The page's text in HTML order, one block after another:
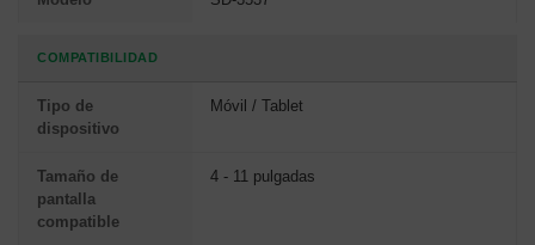
COMPATIBILIDAD
Tipo de
dispositivo
Móvil / Tablet
Tamaño de
pantalla
compatible
4 - 11 pulgadas